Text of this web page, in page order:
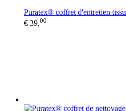
Puratex® coffret d'entretien tissu
€ 39,00